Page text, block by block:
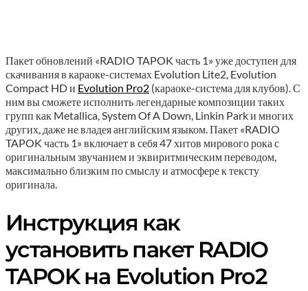
Пакет обновлений «RADIO TAPOK часть 1» уже доступен для
скачивания в караоке-системах Evolution Lite2, Evolution
Compact HD и Evolution Pro2 (караоке-система для клубов). С
ним вы сможете исполнить легендарные композиции таких
групп как Metallica, System Of A Down, Linkin Park и многих
других, даже не владея английским языком. Пакет «RADIO
TAPOK часть 1» включает в себя 47 хитов мирового рока с
оригинальным звучанием и эквиритмическим переводом,
максимально близким по смыслу и атмосфере к тексту
оригинала.
Инструкция как
установить пакет RADIO
TAPOK на Evolution Pro2